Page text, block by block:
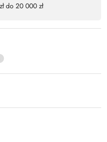
do 20 000 zł